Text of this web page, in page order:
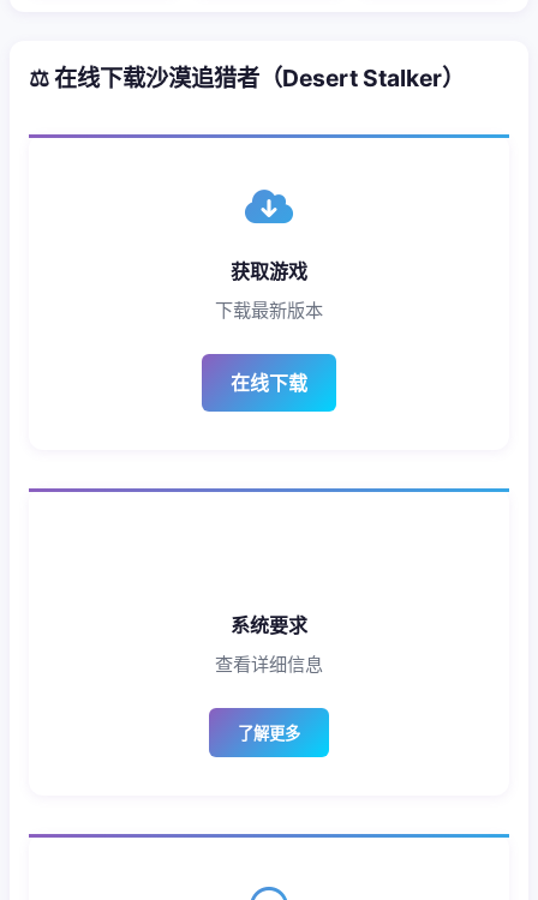
⚖️ 在线下载沙漠追猎者（Desert Stalker）
获取游戏
下载最新版本
在线下载
系统要求
查看详细信息
了解更多